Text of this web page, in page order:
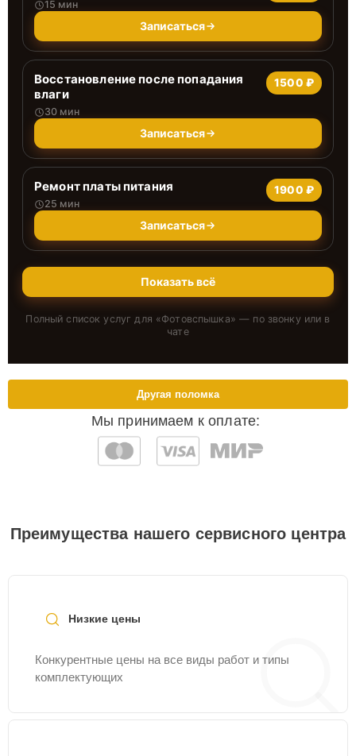
15 мин
Записаться
Восстановление после попадания
влаги
30 мин
1500 ₽
Записаться
Ремонт платы питания
25 мин
1900 ₽
Записаться
Показать всё
Полный список услуг для «Фотовспышка» — по звонку или в
чате
Мы принимаем к оплате:
Другая поломка
Преимущества нашего сервисного центра
Низкие цены
Конкурентные цены на все виды работ и типы
комплектующих